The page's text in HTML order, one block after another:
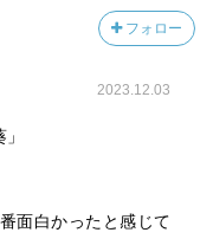
はずっとカバーの傘
ら驚く
フォロー
2023.12.03
面白かったと感じて